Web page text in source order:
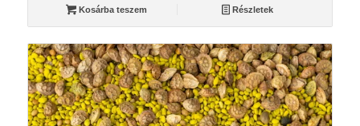
Kosárba teszem Részletek